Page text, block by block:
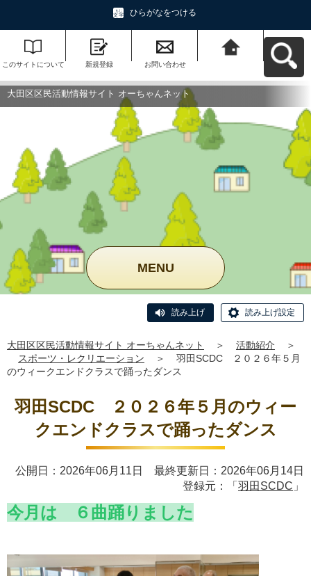
ひらがなをつける
このサイトについて 新規登録 お問い合わせ
ットへ戻る
大田区区民活動情報サイト オーちゃんネット
MENU
読み上げ 読み上げ設定
大田区区民活動情報サイト オーちゃんネット ＞ 活動紹介
＞
スポーツ・レクリエーション
＞
羽田SCDC ２０２６年５月
のウィークエンドクラスで踊ったダンス
羽田SCDC ２０２６年５月のウィー
クエンドクラスで踊ったダンス
公開日：2026年06月11日 最終更新日：2026年06月14日
登録元：「 羽田SCDC 」
今月は ６曲踊りました